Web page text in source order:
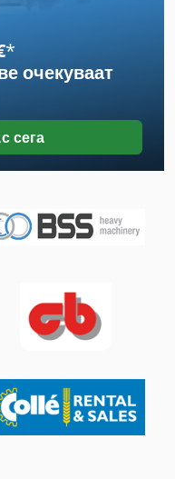
*
очекуваат
сега